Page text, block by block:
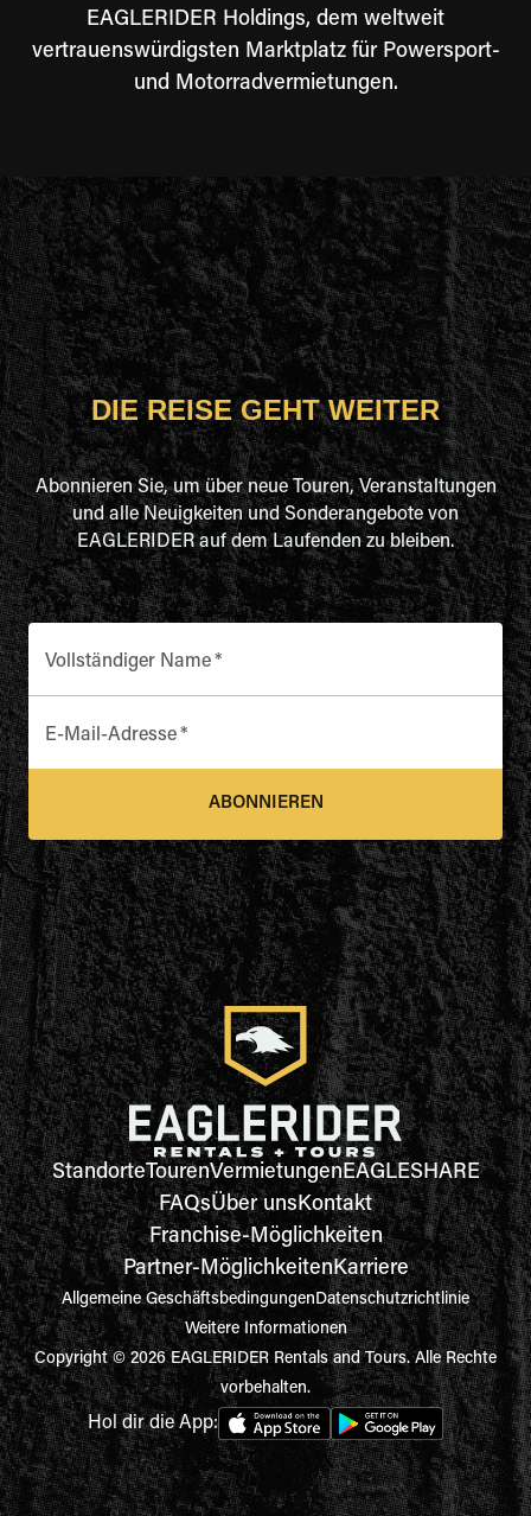
EAGLERIDER Holdings, dem weltweit
vertrauenswürdigsten Marktplatz für Powersport-
und Motorradvermietungen.
DIE REISE GEHT WEITER
Abonnieren Sie, um über neue Touren, Veranstaltungen
und alle Neuigkeiten und Sonderangebote von
EAGLERIDER auf dem Laufenden zu bleiben.
Vollständiger Name*
E-Mail-Adresse*
ABONNIEREN
StandorteTourenVermietungenEAGLESHARE
FAQsÜber unsKontakt
Franchise-Möglichkeiten
Partner-MöglichkeitenKarriere
Allgemeine GeschäftsbedingungenDatenschutzrichtlinie
Weitere Informationen
Copyright © 2026 EAGLERIDER Rentals and Tours. Alle Rechte
vorbehalten.
Hol dir die App: